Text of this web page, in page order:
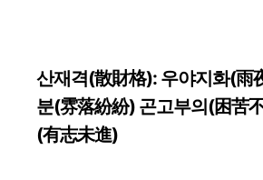
산재격(散財格): 우야지화(雨
분(雰落紛紛) 곤고부의(困苦
(有志未進)